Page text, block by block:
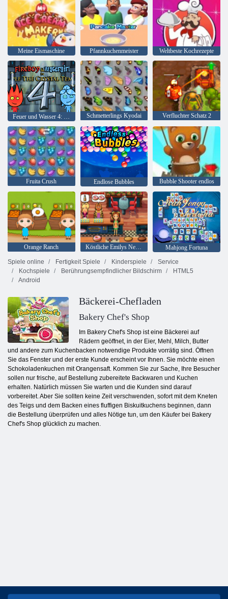
Meine Eismaschine Pfannkuchenmeister Weltbeste Kochrezepte
Schmetterlings Kyodai Verfluchter Schatz 2
Fruita Crush Endlose Bubbles Bubble Shooter endlos
Orange Ranch Köstliche Emilys New Beginning
Mahjong Fortuna
Spiele online
Fertigkeit Spiele Kinderspiele
Service
Kochspiele
Berührungsempfindlicher Bildschirm
HTML5
Android
Bäckerei-Chefladen
Bakery Chef's Shop
Im Bakery Chef's Shop ist eine Bäckerei auf
Rädern geöffnet, in der Eier, Mehl, Milch, Butter
und andere zum Kuchenbacken notwendige Produkte vorrätig sind. Öffnen
Sie das Fenster und der erste Kunde erscheint vor Ihnen. Sie möchte einen
Schokoladenkuchen mit Orangensaft. Kommen Sie zur Sache, Ihre Besucher
sollen nur frische, auf Bestellung zubereitete Backwaren und Kuchen
erhalten. Natürlich müssen Sie warten und die Kunden sind darauf
vorbereitet. Aber Sie sollten keine Zeit verschwenden, sofort mit dem Kneten
des Teigs und dem Backen eines fluffigen Biskuitkuchens beginnen, dann
die Bestellung überprüfen und alles Nötige tun, um den Käufer bei Bakery
Chef's Shop glücklich zu machen.